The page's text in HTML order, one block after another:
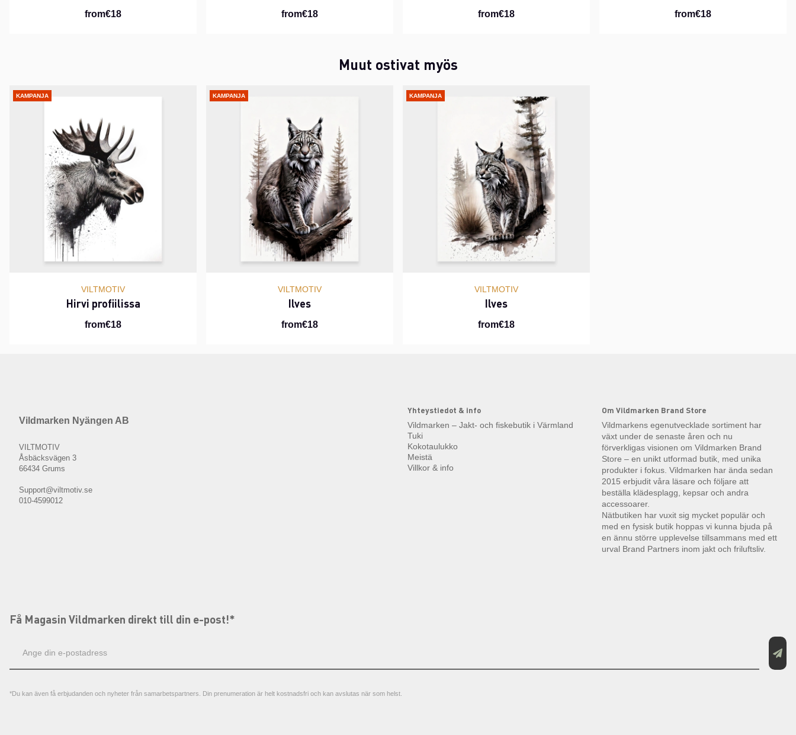
from€18 from€18 from€18 from€18
Muut ostivat myös
KAMPANJA
VILTMOTIV
Hirvi profiilissa
from€18
KAMPANJA
VILTMOTIV
Ilves
from€18
KAMPANJA
VILTMOTIV
Ilves
from€18
Vildmarken Nyängen AB
VILTMOTIV
Åsbäcksvägen 3
66434 Grums
Support@viltmotiv.se
010-4599012
Yhteystiedot & info
Vildmarken – Jakt- och fiskebutik i Värmland
Tuki
Kokotaulukko
Meistä
Villkor & info
Om Vildmarken Brand Store
Vildmarkens egenutvecklade sortiment har
växt under de senaste åren och nu
förverkligas visionen om Vildmarken Brand
Store – en unikt utformad butik, med unika
produkter i fokus. Vildmarken har ända sedan
2015 erbjudit våra läsare och följare att
beställa klädesplagg, kepsar och andra
accessoarer.
Nätbutiken har vuxit sig mycket populär och
med en fysisk butik hoppas vi kunna bjuda på
en ännu större upplevelse tillsammans med ett
urval Brand Partners inom jakt och friluftsliv.
Få Magasin Vildmarken direkt till din e-post!*
postadress
*Du kan även få erbjudanden och nyheter från samarbetspartners. Din prenumeration är helt kostnadsfri och kan avslutas när som helst.